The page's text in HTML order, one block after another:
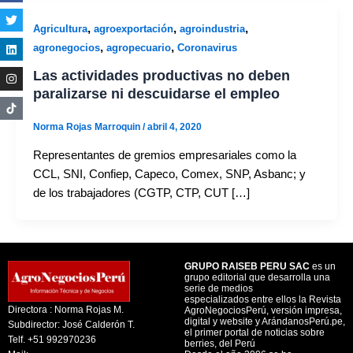
Agricultura, agroexportación, agroindustria,
agronegocios, agropecuario, Coronavirus
Las actividades productivas no deben
paralizarse ni descuidarse el empleo
Norma Rojas Marroquin /abril 4, 2020
Representantes de gremios empresariales como la
CCL, SNI, Confiep, Capeco, Comex, SNP, Asbanc; y
de los trabajadores (CGTP, CTP, CUT […]
Directora : Norma Rojas M.
Subdirector: José Calderón T.
Telf. +51 992970236
GRUPO RAISEB PERU SAC es un
grupo editorial que desarrolla una
serie de medios
especializados entre ellos la Revista
AgroNegociosPerú, versión impresa,
digital y website y ArándanosPerú.pe,
el primer portal de noticias sobre
berries, del Perú